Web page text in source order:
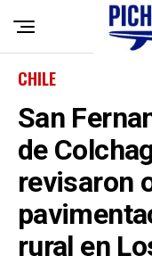
CHILE
San
de
revisaron
rural en